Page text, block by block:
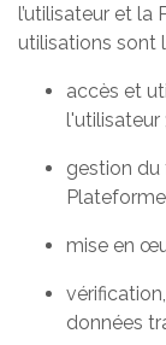
l’utilisateur et la
utilisations sont
accès et
l'utilisateur ;
gestion
mise en
données